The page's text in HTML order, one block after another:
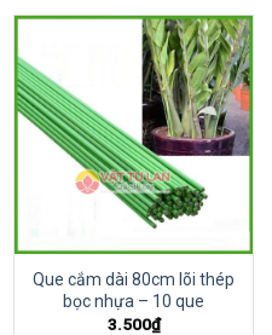
Que cắm dài 80cm lõi thép
bọc nhựa – 10 que
3.500₫